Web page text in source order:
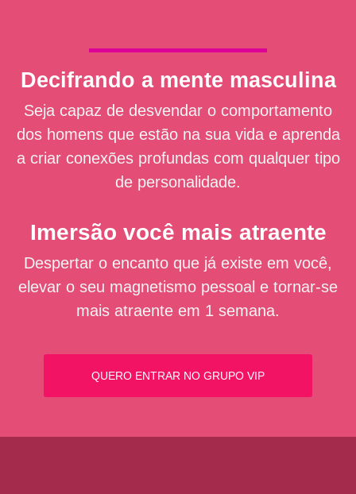
Decifrando a mente masculina
Seja capaz de desvendar o comportamento
dos homens que estão na sua vida e aprenda
a criar conexões profundas com qualquer tipo
de personalidade.
Imersão você mais atraente
Despertar o encanto que já existe em você,
elevar o seu magnetismo pessoal e tornar-se
mais atraente em 1 semana.
QUERO ENTRAR NO GRUPO VIP